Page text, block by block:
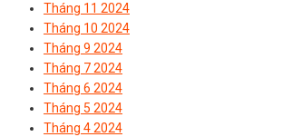
Tháng 11 2024
Tháng 10 2024
Tháng 9 2024
Tháng 7 2024
Tháng 6 2024
Tháng 5 2024
Tháng 4 2024